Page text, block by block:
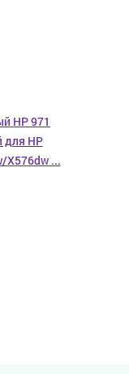
HP 971
для HP
X576dw ...